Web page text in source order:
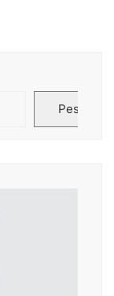
Pesquisar